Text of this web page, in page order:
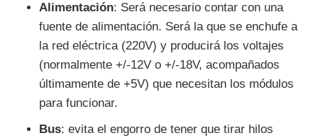
Alimentación: Será necesario contar con una
fuente de alimentación. Será la que se enchufe a
la red eléctrica (220V) y producirá los voltajes
(normalmente +/-12V o +/-18V, acompañados
últimamente de +5V) que necesitan los módulos
para funcionar.
Bus: evita el engorro de tener que tirar hilos